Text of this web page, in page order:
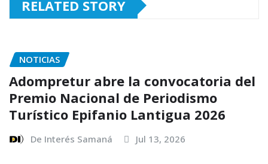
RELATED STORY
NOTICIAS
Adompretur abre la convocatoria del
Premio Nacional de Periodismo
Turístico Epifanio Lantigua 2026
De Interés Samaná Jul 13, 2026